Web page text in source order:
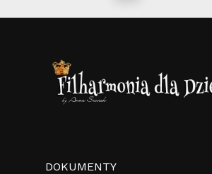
DOKUMENTY